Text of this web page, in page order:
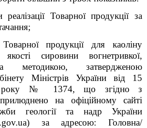
реалізації Товарної продукції за
продукції для каоліну
сировини вогнетривкої,
методикою, затвердженою
Міністрів України від 15
року № 1374, що згідно з
на офіційному сайті
геології та надр України
.gov.ua) за адресою: Головна/